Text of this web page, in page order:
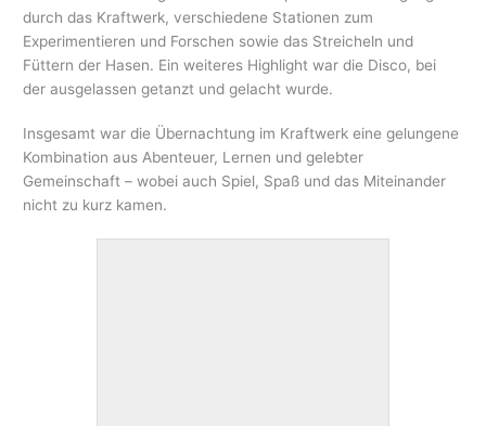
durch das Kraftwerk, verschiedene Stationen zum
Experimentieren und Forschen sowie das Streicheln und
Füttern der Hasen. Ein weiteres Highlight war die Disco, bei
der ausgelassen getanzt und gelacht wurde.
Insgesamt war die Übernachtung im Kraftwerk eine gelungene
Kombination aus Abenteuer, Lernen und gelebter
Gemeinschaft – wobei auch Spiel, Spaß und das Miteinander
nicht zu kurz kamen.